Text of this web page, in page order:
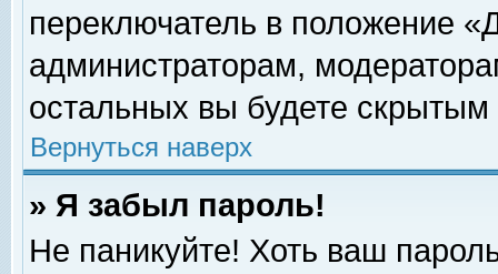
переключатель в положение
администраторам,
остальных вы будете скрытым
Вернуться наверх
» Я забыл пароль!
Не паникуйте! Хоть ваш